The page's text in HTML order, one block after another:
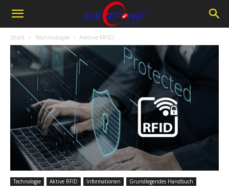
Start Technologie Aktive RFID
Technologie Aktive RFID Informationen
Grundlegendes Handbuch